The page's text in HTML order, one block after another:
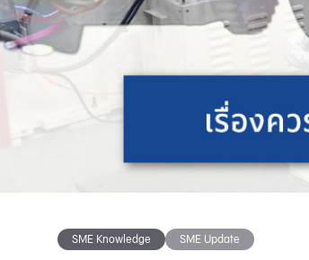
SME Knowledge SME Update